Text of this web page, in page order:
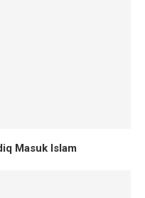
Masuk Islam